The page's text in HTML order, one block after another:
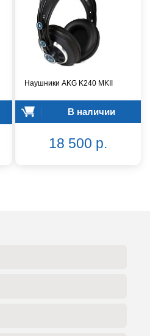
Наушники AKG K240 MKII
В наличии
18 500 р.